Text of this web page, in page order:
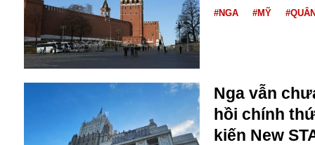
Bakhmut
Bulagria
Crimea
Chuyện hay
#NGA #MỸ
Nga vẫn
hồi chính
kiến New